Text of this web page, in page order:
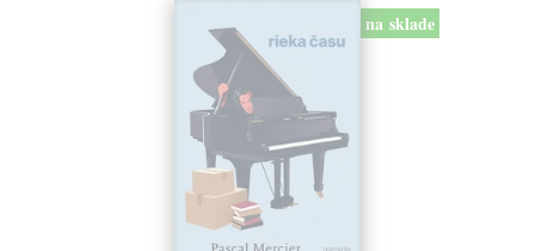
na sklade